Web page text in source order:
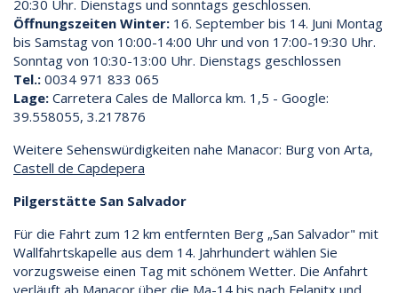
20:30 Uhr. Dienstags und sonntags geschlossen.
Öffnungszeiten Winter: 16. September bis 14. Juni Montag
bis Samstag von 10:00-14:00 Uhr und von 17:00-19:30 Uhr.
Sonntag von 10:30-13:00 Uhr. Dienstags geschlossen
Tel.: 0034 971 833 065
Lage: Carretera Cales de Mallorca km. 1,5 - Google:
39.558055, 3.217876
Weitere Sehenswürdigkeiten nahe Manacor: Burg von Arta,
Castell de Capdepera
Pilgerstätte San Salvador
Für die Fahrt zum 12 km entfernten Berg „San Salvador" mit
Wallfahrtskapelle aus dem 14. Jahrhundert wählen Sie
vorzugsweise einen Tag mit schönem Wetter. Die Anfahrt